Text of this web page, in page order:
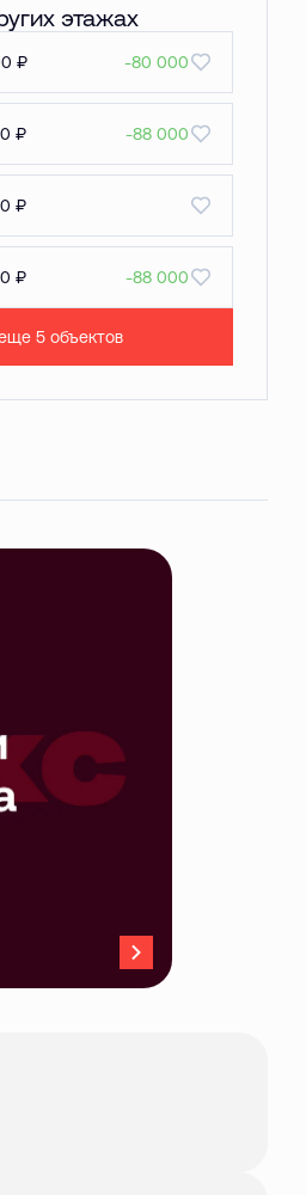
этажах
₽ -80 000
₽ -88 000
₽
₽ -88 000
5 объектов